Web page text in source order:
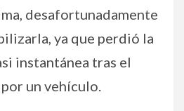
desafortunadamente
ya que perdió la
instantánea tras el
un vehículo.